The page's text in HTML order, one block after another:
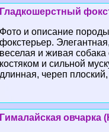
Гладкошерстный
Фото и описание
фокстерьер.
веселая и живая
костяком и сильной
длинная, череп плоский,
Гималайская овчарка